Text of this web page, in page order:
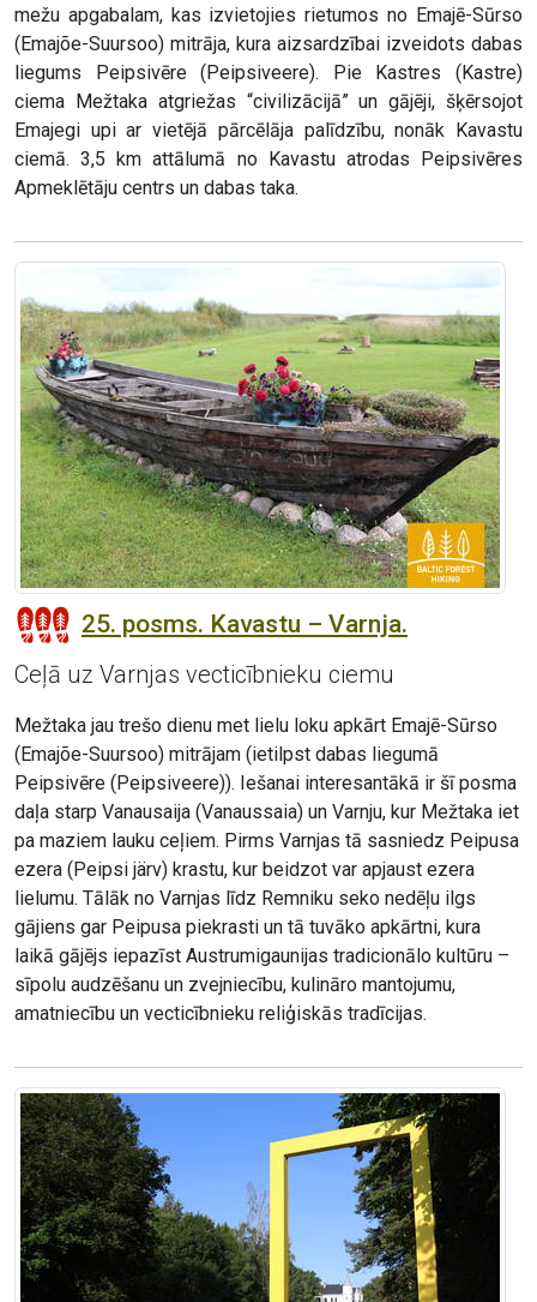
mežu apgabalam, kas izvietojies rietumos no Emajē-Sūrso
(Emajõe-Suursoo) mitrāja, kura aizsardzībai izveidots dabas
liegums Peipsivēre (Peipsiveere). Pie Kastres (Kastre)
ciema Mežtaka atgriežas “civilizācijā” un gājēji, šķērsojot
Emajegi upi ar vietējā pārcēlāja palīdzību, nonāk Kavastu
ciemā. 3,5 km attālumā no Kavastu atrodas Peipsivēres
Apmeklētāju centrs un dabas taka.
25. posms. Kavastu – Varnja.
Ceļā uz Varnjas vecticībnieku ciemu
Mežtaka jau trešo dienu met lielu loku apkārt Emajē-Sūrso
(Emajõe-Suursoo) mitrājam (ietilpst dabas liegumā
Peipsivēre (Peipsiveere)). Iešanai interesantākā ir šī posma
daļa starp Vanausaija (Vanaussaia) un Varnju, kur Mežtaka iet
pa maziem lauku ceļiem. Pirms Varnjas tā sasniedz Peipusa
ezera (Peipsi järv) krastu, kur beidzot var apjaust ezera
lielumu. Tālāk no Varnjas līdz Remniku seko nedēļu ilgs
gājiens gar Peipusa piekrasti un tā tuvāko apkārtni, kura
laikā gājējs iepazīst Austrumigaunijas tradicionālo kultūru –
sīpolu audzēšanu un zvejniecību, kulināro mantojumu,
amatniecību un vecticībnieku reliģiskās tradīcijas.